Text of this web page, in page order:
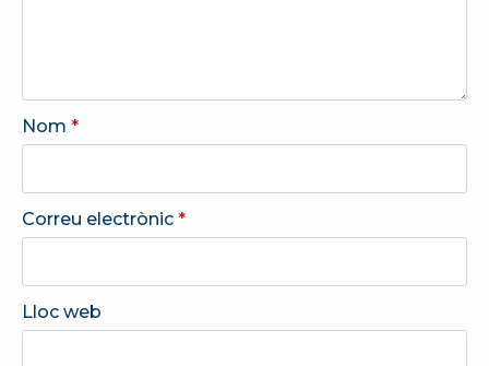
Nom *
Correu electrònic *
Lloc web